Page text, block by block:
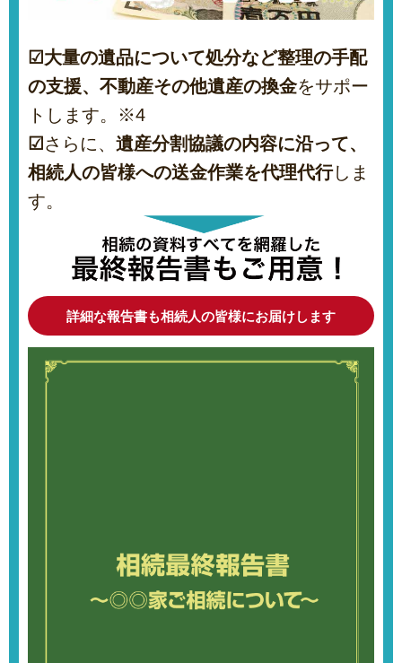
☑大量の遺品について処分など整理の手配
の支援、不動産その他遺産の換金をサポー
トします。※4
☑さらに、遺産分割協議の内容に沿って、
相続人の皆様への送金作業を代理代行しま
す。
詳細な報告書も相続人の皆様にお届けします